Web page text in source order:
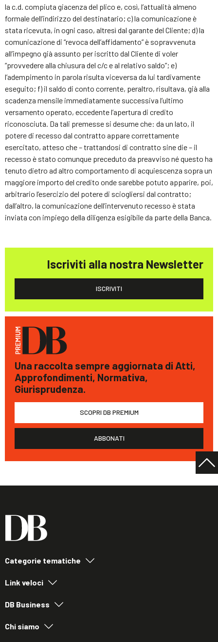
la c.d. compiuta giacenza del plico e, così, l’attualità almeno
formale dell’indirizzo del destinatario; c) la comunicazione è
stata ricevuta, in ogni caso, altresì dal garante del Cliente; d) la
comunicazione di “revoca dell’affidamento” è sopravvenuta
all’impegno già assunto per iscritto dal Cliente di voler
“provvedere alla chiusura del c/c e al relativo saldo”; e)
l’adempimento in parola risulta viceversa da lui tardivamente
eseguito; f) il saldo di conto corrente, peraltro, risultava, già alla
scadenza mensile immediatamente successiva l’ultimo
versamento operato, eccedente l’apertura di credito
riconosciuta. Da tali premesse si desume che: da un lato, il
potere di recesso dal contratto appare correttamente
esercitato, atteso che – trattandosi di contratto sine die – il
recesso è stato comunque preceduto da preavviso né questo ha
tenuto dietro ad altro comportamento di acquiescenza sopra un
maggiore importo del credito onde sarebbe potuto apparire, poi,
arbitrario l’esercizio del potere di sciogliersi dal contratto;
dall’altro, la comunicazione dell’intervenuto recesso è stata
inviata con impiego della diligenza esigibile da parte della Banca.
Iscriviti alla nostra Newsletter
ISCRIVITI
Una raccolta sempre aggiornata di Atti,
Approfondimenti, Normativa,
Giurisprudenza.
SCOPRI DB PREMIUM
ABBONATI
Categorie tematiche
Link veloci
DB Business
Chi siamo